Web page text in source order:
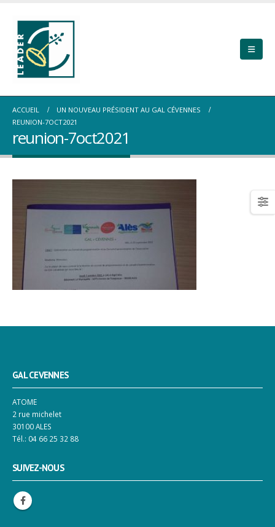
ACCUEIL
UN NOUVEAU PRÉSIDENT AU GAL CÉVENNES
REUNION-7OCT2021
reunion-7oct2021
GAL CEVENNES
ATOME
2 rue michelet
30100 ALES
Tél.: 04 66 25 32 88
SUIVEZ-NOUS